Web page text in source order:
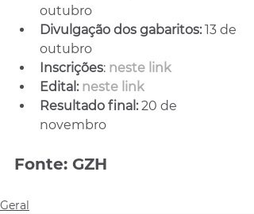
outubro
Divulgação dos gabaritos: 13 de
outubro
Inscrições: neste link
Edital: neste link
Resultado final: 20 de
novembro
Fonte: GZH
Geral